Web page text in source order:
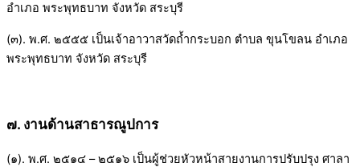
อำเภอ พระพุทธบาท จังหวัด สระบุรี
(๓). พ.ศ. ๒๕๕๕ เป็นเจ้าอาวาสวัดถ้ำกระบอก ตำบล ขุนโขลน อำเภอ
พระพุทธบาท จังหวัด สระบุรี
๗. งานด้านสาธารณูปการ
(๑). พ.ศ. ๒๕๑๔ – ๒๕๑๖ เป็นผู้ช่วยหัวหน้าสายงานการปรับปรุง ศาลา